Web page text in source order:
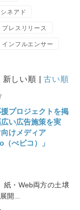
シネアド
プレスリリース
インフルエンサー
新しい順 |古い順
プロジェクトを掲
い広告施策を実
けメディア
（べビコ）」
紙・Web両方の土壌
開...